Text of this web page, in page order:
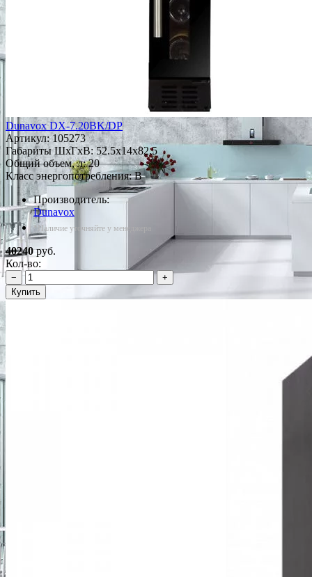
Dunavox DX-7.20BK/DP
Артикул:105273
Габариты ШxГxВ: 52.5x14x82.5
Общий объем, л: 20
Класс энергопотребления: B
Производитель:
Dunavox
*Наличие уточняйте у менеджера
40240руб.
Кол-во:
−
+
Купить